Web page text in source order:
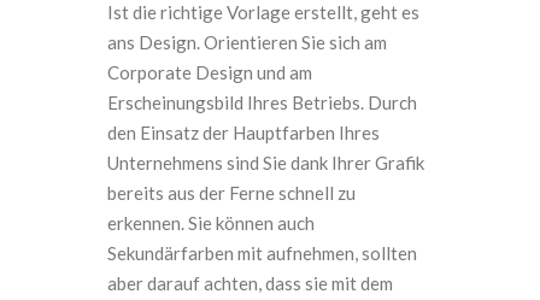
Ist die richtige Vorlage erstellt, geht es
ans Design. Orientieren Sie sich am
Corporate Design und am
Erscheinungsbild Ihres Betriebs. Durch
den Einsatz der Hauptfarben Ihres
Unternehmens sind Sie dank Ihrer Grafik
bereits aus der Ferne schnell zu
erkennen. Sie können auch
Sekundärfarben mit aufnehmen, sollten
aber darauf achten, dass sie mit dem